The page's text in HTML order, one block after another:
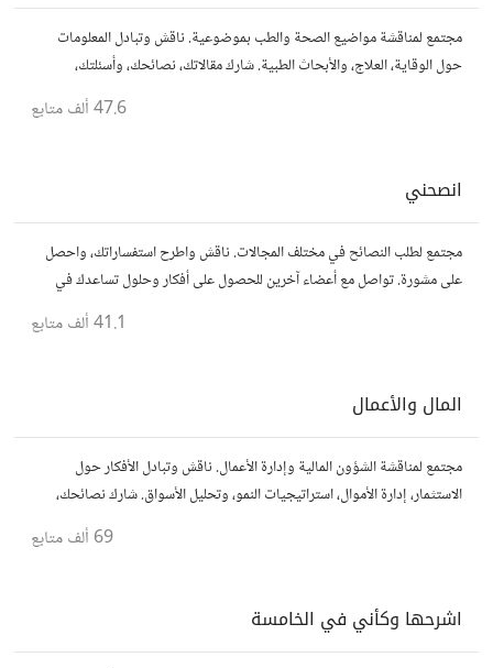
مجتمع لمناقشة مواضيع الصحة والطب بموضوعية. ناقش وتبادل المعلومات
حول الوقاية، العلاج، والأبحاث الطبية. شارك مقالاتك، نصائحك، وأسئلتك،
47.6 ألف متابع
انصحني
مجتمع لطلب النصائح في مختلف المجالات. ناقش واطرح استفساراتك، واحصل
على مشورة. تواصل مع أعضاء آخرين للحصول على أفكار وحلول تساعدك في
41.1 ألف متابع
المال والأعمال
مجتمع لمناقشة الشؤون المالية وإدارة الأعمال. ناقش وتبادل الأفكار حول
الاستثمار، إدارة الأموال، استراتيجيات النمو، وتحليل الأسواق. شارك نصائحك،
69 ألف متابع
اشرحها وكأني في الخامسة